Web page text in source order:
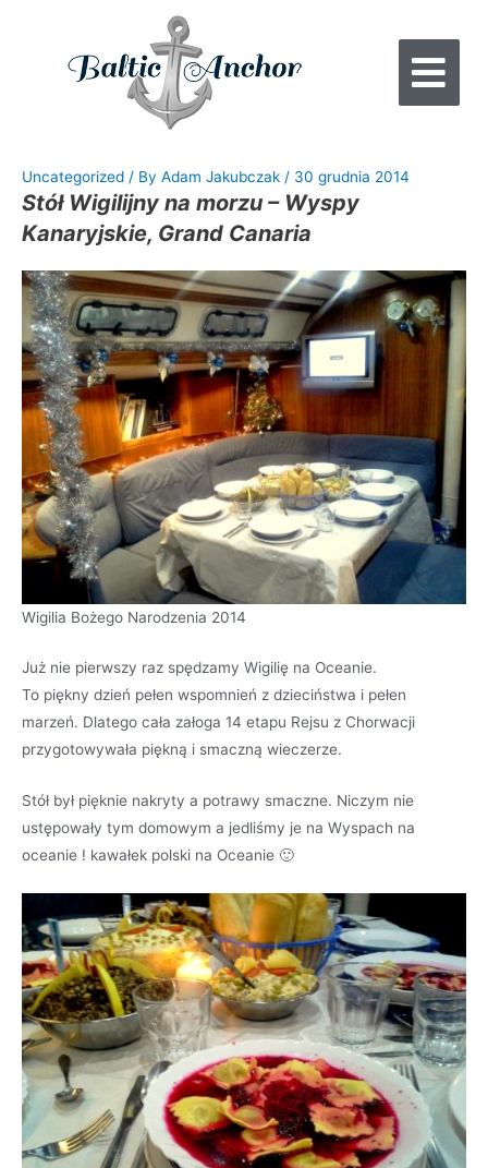
Uncategorized / By Adam Jakubczak / 30 grudnia 2014
Stół Wigilijny na morzu – Wyspy
Kanaryjskie, Grand Canaria
Wigilia Bożego Narodzenia 2014
Już nie pierwszy raz spędzamy Wigilię na Oceanie.
To piękny dzień pełen wspomnień z dzieciństwa i pełen
marzeń. Dlatego cała załoga 14 etapu Rejsu z Chorwacji
przygotowywała piękną i smaczną wieczerze.
Stół był pięknie nakryty a potrawy smaczne. Niczym nie
ustępowały tym domowym a jedliśmy je na Wyspach na
oceanie ! kawałek polski na Oceanie 🙂